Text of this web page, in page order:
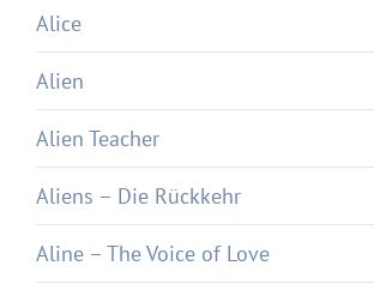
Alice
Alien
Alien Teacher
Aliens – Die Rückkehr
Aline – The Voice of Love